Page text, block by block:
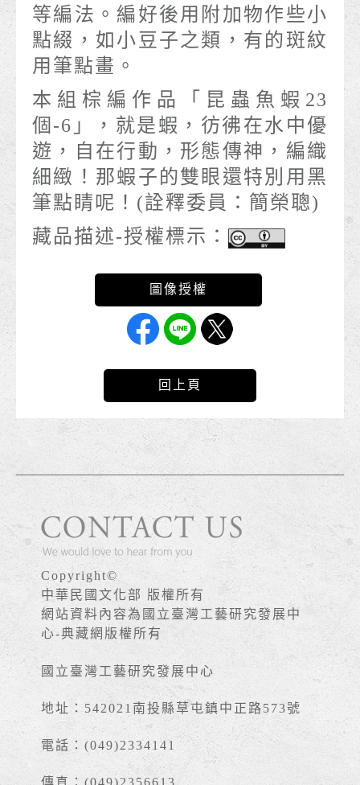
等編法。編好後用附加物作些小
點綴，如小豆子之類，有的斑紋
用筆點畫。
本組棕編作品「昆蟲魚蝦23
個-6」，就是蝦，彷彿在水中優
遊，自在行動，形態傳神，編織
細緻！那蝦子的雙眼還特別用黑
筆點睛呢！(詮釋委員：簡榮聰)
藏品描述-授權標示：
回上頁
Copyright©
中華民國文化部 版權所有
網站資料內容為國立臺灣工藝研究發展中
心-典藏網版權所有
國立臺灣工藝研究發展中心
地址：542021南投縣草屯鎮中正路573號
電話：(049)2334141
傳真：(049)2356613